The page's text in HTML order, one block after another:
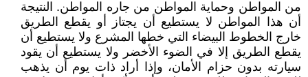
من المواطن وحماية المواطن من جاره المواطن. النتيجة
أن هذا المواطن لا يستطيع أن يجتاز أو يقطع الطريق
خارج الخطوط البيضاء التي خطها المشرع ولا يستطيع أن
يقطع الطريق إلا في الضوء الأخضر ولا يستطيع أن يقود
سيارته بدون حزام الأمان، وإذا أراد ذات يوم أن يذهب